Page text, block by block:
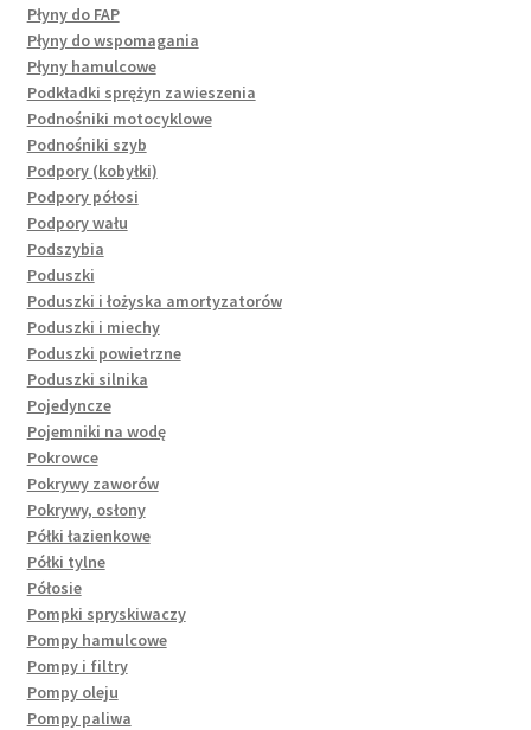
Płyny do FAP
Płyny do wspomagania
Płyny hamulcowe
Podkładki sprężyn zawieszenia
Podnośniki motocyklowe
Podnośniki szyb
Podpory (kobyłki)
Podpory półosi
Podpory wału
Podszybia
Poduszki
Poduszki i łożyska amortyzatorów
Poduszki i miechy
Poduszki powietrzne
Poduszki silnika
Pojedyncze
Pojemniki na wodę
Pokrowce
Pokrywy zaworów
Pokrywy, osłony
Półki łazienkowe
Półki tylne
Półosie
Pompki spryskiwaczy
Pompy hamulcowe
Pompy i filtry
Pompy oleju
Pompy paliwa